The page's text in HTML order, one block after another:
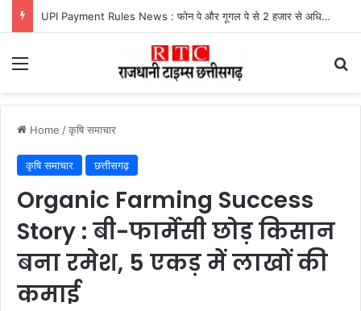
UPI Payment Rules News : फोन पे और गूगल पे से 2 हजार से अधिक का भुगतान करने वालों के लिए बड़ा अपडेट, जानें किस पर लगेगा चार्ज और किसे मिलेगी राहत
Menu
Home /कृषि समाचार
कृषि समाचार छत्तीसगढ़
Organic Farming Success
Story : बी-फार्मेसी छोड़ किसान
बना रमेश, 5 एकड़ में लाखों की
कमाई